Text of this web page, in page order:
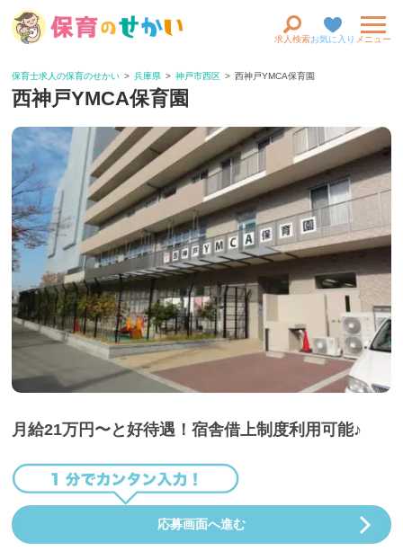
求人検索お気に入り メニュー
保育士求人の保育のせかい 兵庫県 神戸市西区 西神戸YMCA保育園
西神戸YMCA保育園
月給21万円〜と好待遇！宿舎借上制度利用可能♪
応募画面へ進む